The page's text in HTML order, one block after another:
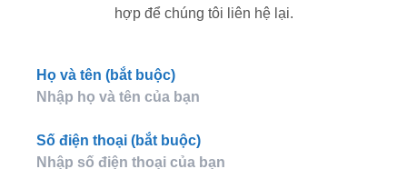
hợp để chúng tôi liên hệ lại.
Họ và tên (bắt buộc)
Số điện thoại (bắt buộc)